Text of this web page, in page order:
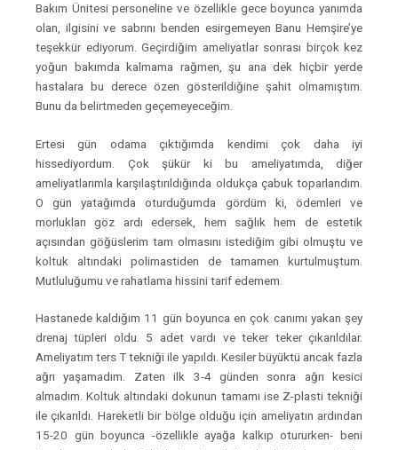
Bakım Ünitesi personeline ve özellikle gece boyunca yanımda
olan, ilgisini ve sabrını benden esirgemeyen Banu Hemşire’ye
teşekkür ediyorum. Geçirdiğim ameliyatlar sonrası birçok kez
yoğun bakımda kalmama rağmen, şu ana dek hiçbir yerde
hastalara bu derece özen gösterildiğine şahit olmamıştım.
Bunu da belirtmeden geçemeyeceğim.
Ertesi gün odama çıktığımda kendimi çok daha iyi
hissediyordum. Çok şükür ki bu ameliyatımda, diğer
ameliyatlarımla karşılaştırıldığında oldukça çabuk toparlandım.
O gün yatağımda oturduğumda gördüm ki, ödemleri ve
morlukları göz ardı edersek, hem sağlık hem de estetik
açısından göğüslerim tam olmasını istediğim gibi olmuştu ve
koltuk altındaki polimastiden de tamamen kurtulmuştum.
Mutluluğumu ve rahatlama hissini tarif edemem.
Hastanede kaldığım 11 gün boyunca en çok canımı yakan şey
drenaj tüpleri oldu. 5 adet vardı ve teker teker çıkarıldılar.
Ameliyatım ters T tekniği ile yapıldı. Kesiler büyüktü ancak fazla
ağrı yaşamadım. Zaten ilk 3-4 günden sonra ağrı kesici
almadım. Koltuk altındaki dokunun tamamı ise Z-plasti tekniği
ile çıkarıldı. Hareketli bir bölge olduğu için ameliyatın ardından
15-20 gün boyunca -özellikle ayağa kalkıp otururken- beni